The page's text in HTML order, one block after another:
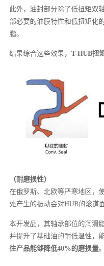
此外，油封部分除了低扭矩双
部必要的油膜特性和低扭矩化
脂。
结果综合这些效果， T-HUB扭
（耐磨损性）
在俄罗斯、北欧等严寒地区，
处产生的振动会对HUB的滚道
本开发品，其轴承部位的润滑
并提升了基础油的耐低温性，
往产品能够降低40%的磨损量。